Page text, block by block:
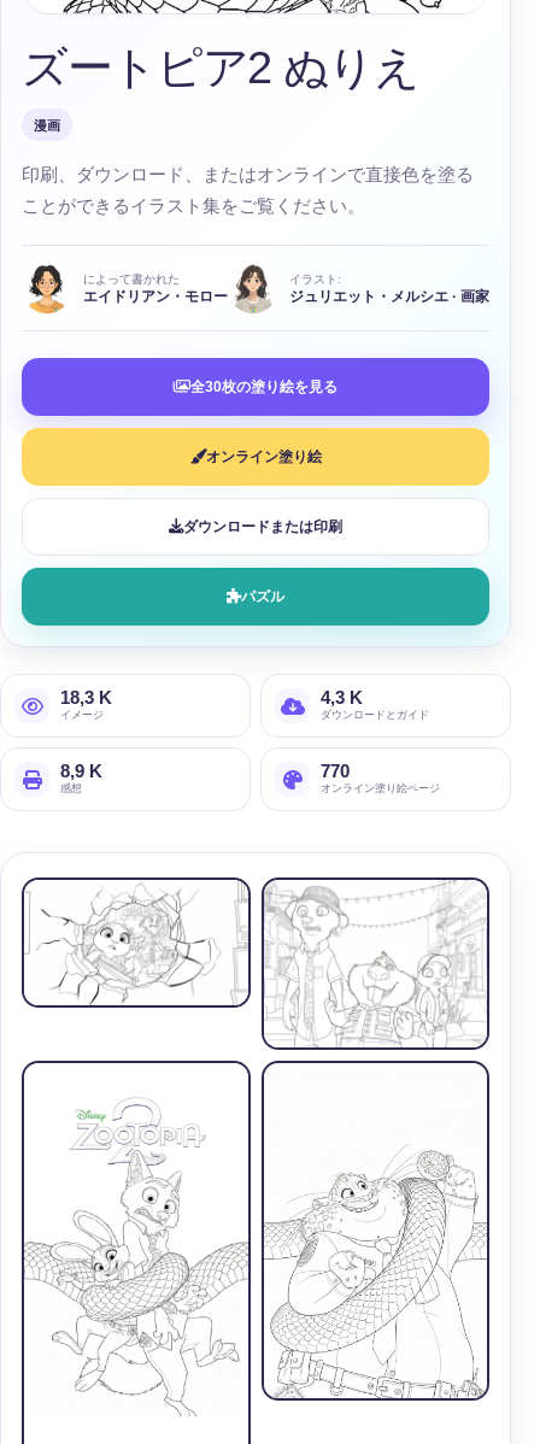
ズートピア2 ぬりえ
漫画
印刷、ダウンロード、またはオンラインで直接色を塗る
ことができるイラスト集をご覧ください。
によって書かれた
エイドリアン・モロー
イラスト:
ジュリエット・メルシエ · 画家
全30枚の塗り絵を見る
オンライン塗り絵
ダウンロードまたは印刷
パズル
18,3 K
イメージ
4,3 K
ダウンロードとガイド
8,9 K
感想
770
オンライン塗り絵ページ